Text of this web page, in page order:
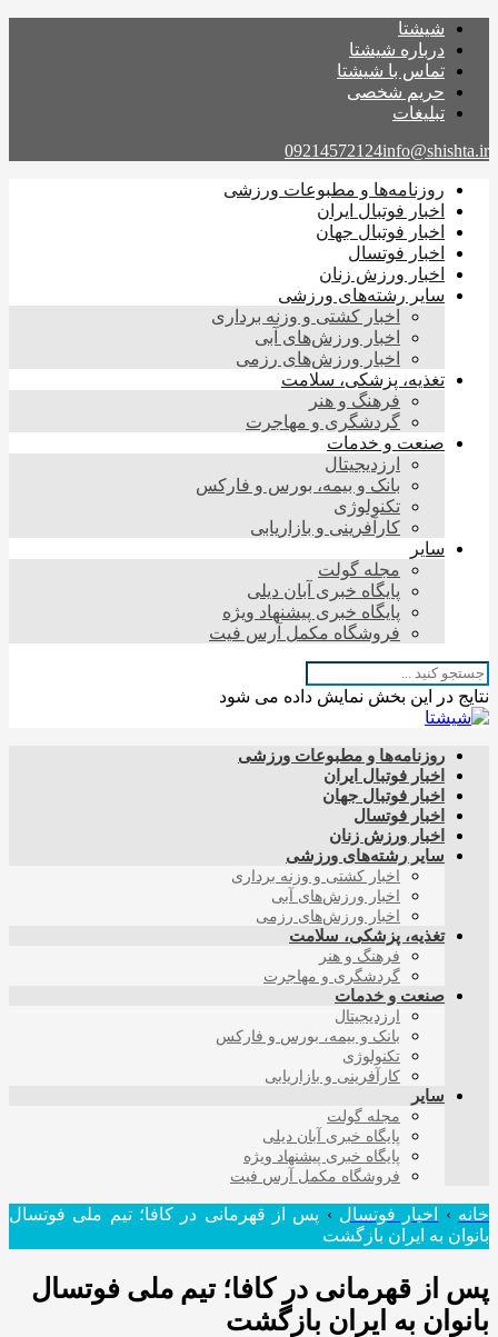
شیشتا
درباره شیشتا
تماس با شیشتا
حریم شخصی
تبلیغات
09214572124info@shishta.ir
روزنامه‌ها و مطبوعات ورزشی
اخبار فوتبال ایران
اخبار فوتبال جهان
اخبار فوتسال
اخبار ورزش زنان
سایر رشته‌های ورزشی
اخبار کشتی و وزنه برداری
اخبار ورزش‌های آبی
اخبار ورزش‌های رزمی
تغذیه، پزشکی، سلامت
فرهنگ و هنر
گردشگری و مهاجرت
صنعت و خدمات
ارزدیجیتال
بانک و بیمه، بورس و فارکس
تکنولوژی
کارآفرینی و بازاریابی
سایر
مجله گولت
پایگاه خبری آبان دیلی
پایگاه خبری پیشنهاد ویژه
فروشگاه مکمل آرس فیت
نتایج در این بخش نمایش داده می شود
روزنامه‌ها و مطبوعات ورزشی
اخبار فوتبال ایران
اخبار فوتبال جهان
اخبار فوتسال
اخبار ورزش زنان
سایر رشته‌های ورزشی
اخبار کشتی و وزنه برداری
اخبار ورزش‌های آبی
اخبار ورزش‌های رزمی
تغذیه، پزشکی، سلامت
فرهنگ و هنر
گردشگری و مهاجرت
صنعت و خدمات
ارزدیجیتال
بانک و بیمه، بورس و فارکس
تکنولوژی
کارآفرینی و بازاریابی
سایر
مجله گولت
پایگاه خبری آبان دیلی
پایگاه خبری پیشنهاد ویژه
فروشگاه مکمل آرس فیت
خانه › اخبار فوتسال › پس از قهرمانی در کافا؛ تیم ملی فوتسال
بانوان به ایران بازگشت
پس از قهرمانی در کافا؛ تیم ملی فوتسال
بانوان به ایران بازگشت